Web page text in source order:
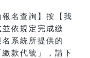
名查詢】按【我
依規定完成繳
系統所提供的
繳款代號」，請下